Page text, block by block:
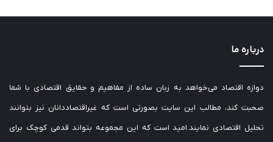
درباره ما
دوازه اقتصاد می‌خواهد به زبان ساده از مفاهیم و حقایق اقتصادی با شما
صحبت کند، مطالب این سایت بصورتی است که غیراقتصاددانان نیز بتوانند
تحلیل اقتصادی نمایند.امید است که این مجموعه بتواند قدمی کوچک برای